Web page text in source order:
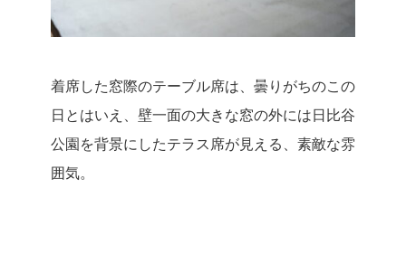
着席した窓際のテーブル席は、曇りがちのこの
日とはいえ、壁一面の大きな窓の外には日比谷
公園を背景にしたテラス席が見える、素敵な雰
囲気。